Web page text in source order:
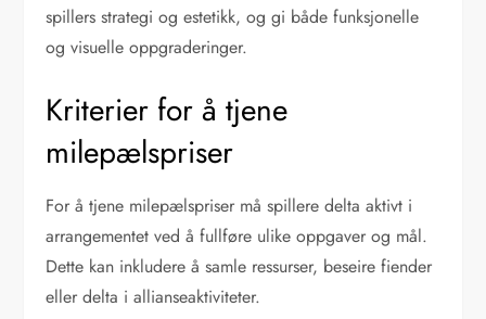
spillers strategi og estetikk, og gi både funksjonelle
og visuelle oppgraderinger.
Kriterier for å tjene
milepælspriser
For å tjene milepælspriser må spillere delta aktivt i
arrangementet ved å fullføre ulike oppgaver og mål.
Dette kan inkludere å samle ressurser, beseire fiender
eller delta i allianseaktiviteter.